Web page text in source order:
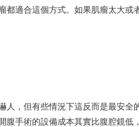
適合這個方式。如果肌瘤太大或
人，但有些情況下這反而是最安
腹手術的設備成本其實比腹腔鏡低